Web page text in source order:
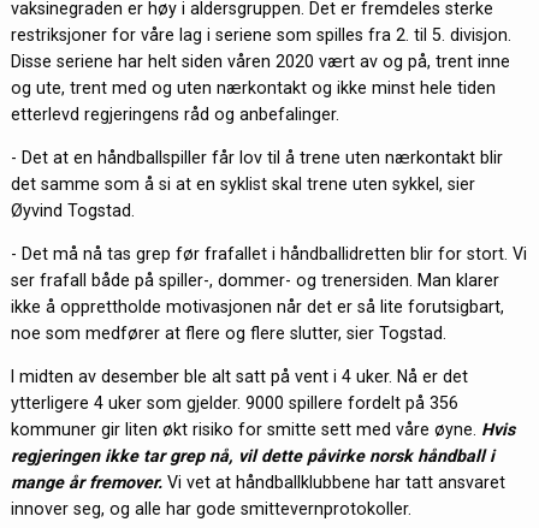
vaksinegraden er høy i aldersgruppen. Det er fremdeles sterke
restriksjoner for våre lag i seriene som spilles fra 2. til 5. divisjon.
Disse seriene har helt siden våren 2020 vært av og på, trent inne
og ute, trent med og uten nærkontakt og ikke minst hele tiden
etterlevd regjeringens råd og anbefalinger.
- Det at en håndballspiller får lov til å trene uten nærkontakt blir
det samme som å si at en syklist skal trene uten sykkel, sier
Øyvind Togstad.
- Det må nå tas grep før frafallet i håndballidretten blir for stort. Vi
ser frafall både på spiller-, dommer- og trenersiden. Man klarer
ikke å opprettholde motivasjonen når det er så lite forutsigbart,
noe som medfører at flere og flere slutter, sier Togstad.
I midten av desember ble alt satt på vent i 4 uker. Nå er det
ytterligere 4 uker som gjelder. 9000 spillere fordelt på 356
kommuner gir liten økt risiko for smitte sett med våre øyne. Hvis
regjeringen ikke tar grep nå, vil dette påvirke norsk håndball i
mange år fremover. Vi vet at håndballklubbene har tatt ansvaret
innover seg, og alle har gode smittevernprotokoller.